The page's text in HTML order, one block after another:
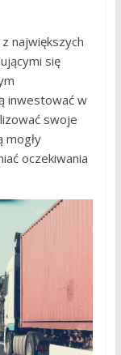
największych
się
inwestować w
swoje
mogły
oczekiwania